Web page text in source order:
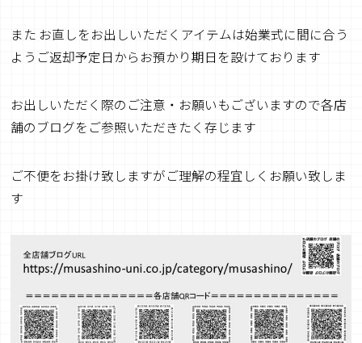
また お直しをお出しいただくアイテムは始業式に間に合う
ようご返却予定日からお預かり期日を設けております
お出しいただく際のご注意・お願いもございますので各店
舗のブログをご参照いただきたく存じます
ご不便をお掛け致しますがご理解の程宜しくお願い致しま
す